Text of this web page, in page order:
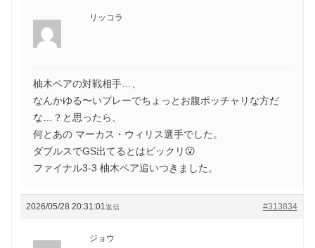
リッコラ
柚木ペアの対戦相手…、
なんかゆる〜いプレーでちょっとお腹ポッチャリな方だ
な…？と思ったら、
何とあの マーカス・ウィリス選手でした。
ダブルスでGS出てるとはビックリ😮
ファイナル3-3 柚木ペア追いつきました。
2026/05/28 20:31:01 #313834
返信
ジョウ